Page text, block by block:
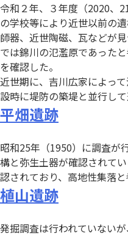
令和２年、３年度（2020、
の学校等により近世以前の
師器、近世陶磁、瓦などが
では錦川の氾濫原であった
を確認した。
近世期に、吉川広家によっ
設時に堤防の築堤と並行し
平畑遺跡
昭和25年（1950）に調査が
構と弥生土器が確認されて
認されており、高地性集落と
植山遺跡
発掘調査は行われていない